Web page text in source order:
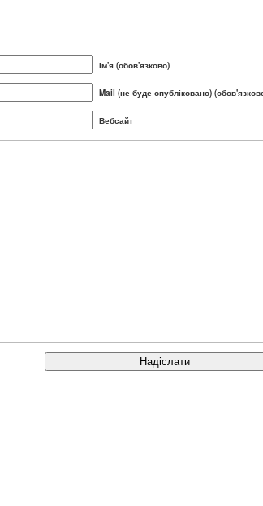
Ім'я (обов'язково)
Mail (не буде опубліковано)
Вебсайт